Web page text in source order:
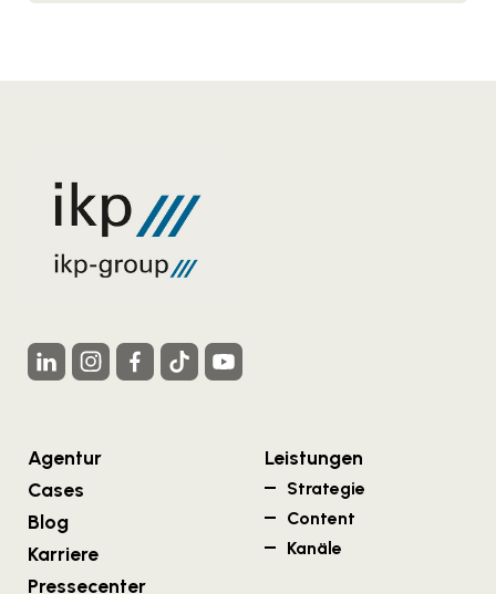
Agentur
Cases
Blog
Karriere
Pressecenter
Leistungen
Strategie
Content
Kanäle